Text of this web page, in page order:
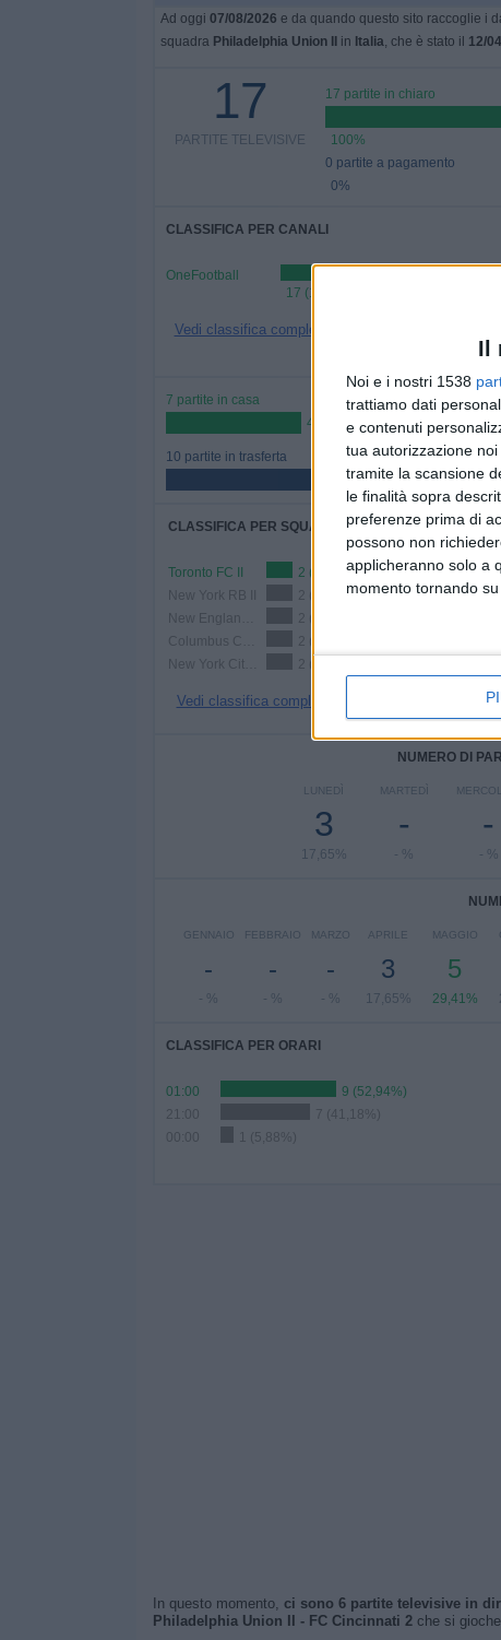
Il
Noi e i nostri 1538
trattiamo dati
e contenuti
tua autorizzazione
tramite la scansione
le finalità sopra
preferenze prima di
possono non
applicheranno solo a
momento tornando
Ad oggi 07/08/2026 e da quando questo sito raccoglie i
squadra Philadelphia Union II in Italia, che è stato il 12/
17
PARTITE TELEVISIVE
17 partite in chiaro
100%
0 partite a pagamento
0%
CLASSIFICA PER CANALI
OneFootball
17 (100%)
Vedi classifica completa
7 partite in casa
41,18%
10 partite in trasferta
58,82%
CLASSIFICA PER SQUADRE
Toronto FC II
2 (11,76%)
New York RB II
2 (11,76%)
2 (11,76%)
2 (11,76%)
2 (11,76%)
Vedi classifica completa
NUMERO DI
LUNEDÌ
3
17,65%
MARTEDÌ
-
- %
-
- %
GENNAIO
-
- %
FEBBRAIO
-
- %
MARZO
-
- %
APRILE
3
17,65%
MAGGIO
5
29,41%
CLASSIFICA PER ORARI
01:00
9 (52,94%)
21:00
7 (41,18%)
1 (5,88%)
In questo momento, ci sono 6 partite televisive in
Philadelphia Union II - FC Cincinnati 2che si